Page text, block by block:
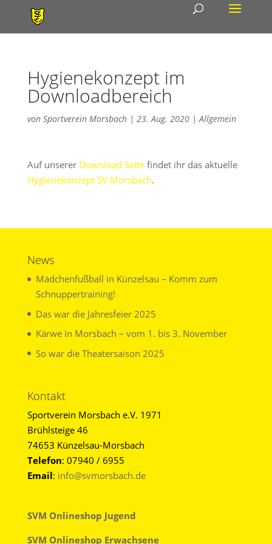
Hygienekonzept im
Downloadbereich
von Sportverein Morsbach| 23. Aug. 2020|Allgemein
Auf unserer Download Seitefindet ihr das aktuelle
Hygienekonzept SV Morsbach.
News
Mädchenfußball in Künzelsau – Komm zum
Schnuppertraining!
Das war die Jahresfeier 2025
Kärwe in Morsbach – vom 1. bis 3. November
So war die Theatersaison 2025
Kontakt
Sportverein Morsbach e.V. 1971
Brühlsteige 46
74653 Künzelsau-Morsbach
Telefon: 07940 / 6955
Email: info@svmorsbach.de
SVM Onlineshop Jugend
SVM Onlineshop Erwachsene